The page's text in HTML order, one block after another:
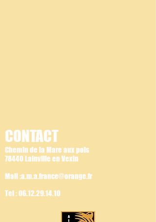
CONTACT
Chemin de la Mare aux pois
78440 Lainville en Vexin
Mail :a.m.a.france@orange.fr
Tel :06.12.29.14.10